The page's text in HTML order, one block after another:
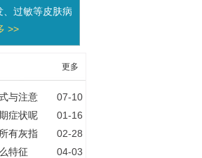
过敏等皮肤病
>>
更多
与注意
07-10
症状呢
01-16
有灰指
02-28
特征
04-03